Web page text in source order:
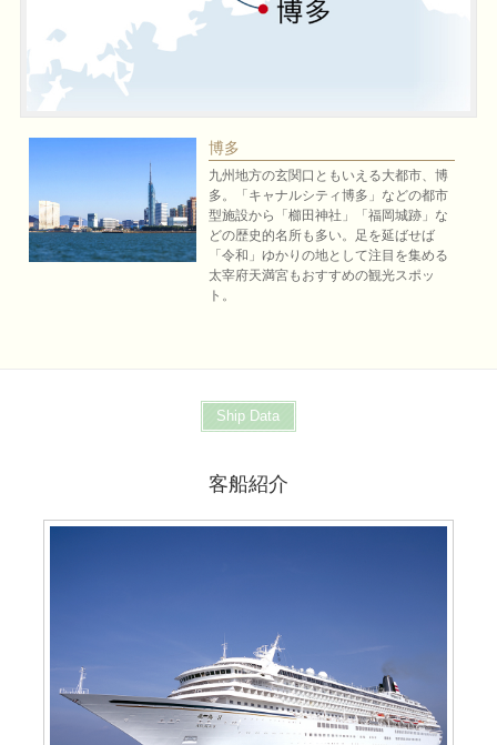
博多
九州地方の玄関口ともいえる大都市、博
多。「キャナルシティ博多」などの都市
型施設から「櫛田神社」「福岡城跡」な
どの歴史的名所も多い。足を延ばせば
「令和」ゆかりの地として注目を集める
太宰府天満宮もおすすめの観光スポッ
ト。
Ship Data
客船紹介